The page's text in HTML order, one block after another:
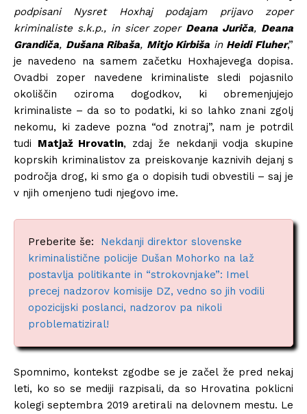
podpisani Nysret Hoxhaj podajam prijavo zoper
kriminaliste s.k.p., in sicer zoper Deana Juriča, Deana
Grandiča, Dušana Ribaša, Mitjo Kirbiša in Heidi Fluher,”
je navedeno na samem začetku Hoxhajevega dopisa.
Ovadbi zoper navedene kriminaliste sledi pojasnilo
okoliščin oziroma dogodkov, ki obremenjujejo
kriminaliste – da so to podatki, ki so lahko znani zgolj
nekomu, ki zadeve pozna “od znotraj”, nam je potrdil
tudi Matjaž Hrovatin, zdaj že nekdanji vodja skupine
koprskih kriminalistov za preiskovanje kaznivih dejanj s
področja drog, ki smo ga o dopisih tudi obvestili – saj je
v njih omenjeno tudi njegovo ime.
Preberite še: Nekdanji direktor slovenske
kriminalistične policije Dušan Mohorko na laž
postavlja politikante in “strokovnjake”: Imel
precej nadzorov komisije DZ, vedno so jih vodili
opozicijski poslanci, nadzorov pa nikoli
problematiziral!
Spomnimo, kontekst zgodbe se je začel že pred nekaj
leti, ko so se mediji razpisali, da so Hrovatina poklicni
kolegi septembra 2019 aretirali na delovnem mestu. Le